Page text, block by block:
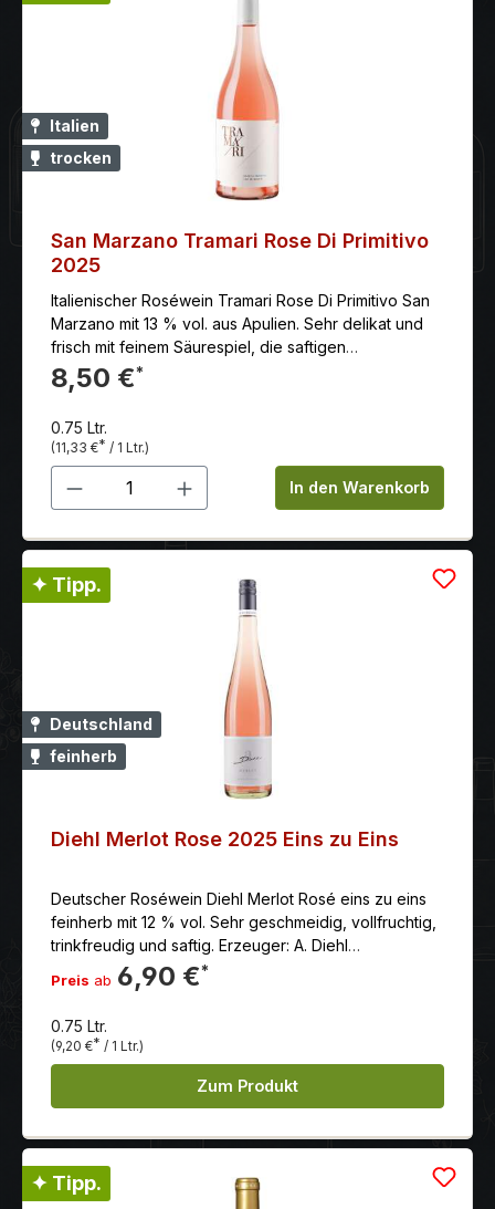
Italien
trocken
San Marzano Tramari Rose Di Primitivo
2025
Italienischer Roséwein Tramari Rose Di Primitivo San
Marzano mit 13 % vol. aus Apulien. Sehr delikat und
frisch mit feinem Säurespiel, die saftigen
Beerenaromen des Primitivo erfreuen den Gaumen
mit einem zart kräutrigen und würzigen Note, duftig,
8,50 €*
0.75 Ltr.
(11,33 €* / 1 Ltr.)
Produkt Anzahl: Gib denIn den Warenkorb
✦ Tipp.
Deutschland
feinherb
Diehl Merlot Rose 2025 Eins zu Eins
Deutscher Roséwein Diehl Merlot Rosé eins zu eins
feinherb mit 12 % vol. Sehr geschmeidig, vollfruchtig,
trinkfreudig und saftig. Erzeuger: A. Diehl
Anbaugebiet: Pfalz Linie: Eins zu Eins / Premiumwein
Verheißungsvoll leuchtet er im Glas. Ein intensives
Honigmelone wird feinwürzig von Fliederblüten und
Nelkenaroma ausbalanciert. Am Gaumen erinnert er -
dank seiner angenehm schmeichelnden Restsüße -
ganz heimelig an fruchtig, leicht herbe Rote Grütze
gibt dem weichen Schmelz den prickelnden Frische-
Kick und macht diesen Merlot Rosé - perfekt gekühlt
- zum heimlichen Star auf jeder Grill-Party. Gerne auch
Preis ab 6,90 €*
0.75 Ltr.
(9,20 €* / 1 Ltr.)
Zum Produkt
✦ Tipp.